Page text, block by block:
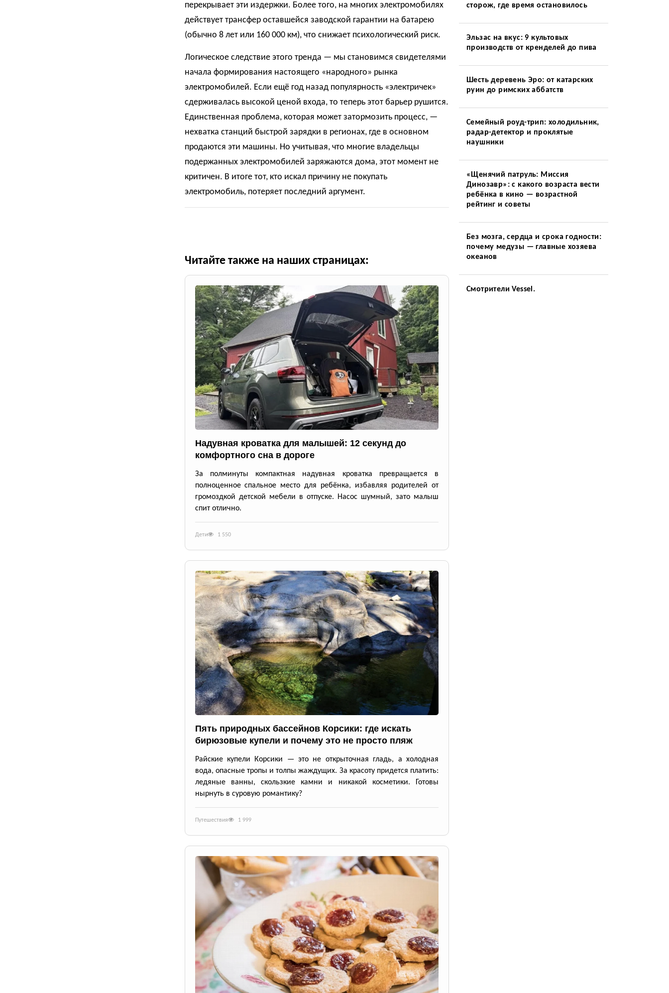
перекрывает эти издержки. Более того, на многих электромобилях
действует трансфер оставшейся заводской гарантии на батарею
(обычно 8 лет или 160 000 км), что снижает психологический риск.
Логическое следствие этого тренда — мы становимся свидетелями
начала формирования настоящего «народного» рынка
электромобилей. Если ещё год назад популярность «электричек»
сдерживалась высокой ценой входа, то теперь этот барьер рушится.
Единственная проблема, которая может затормозить процесс, —
нехватка станций быстрой зарядки в регионах, где в основном
продаются эти машины. Но учитывая, что многие владельцы
подержанных электромобилей заряжаются дома, этот момент не
критичен. В итоге тот, кто искал причину не покупать
электромобиль, потеряет последний аргумент.
Читайте также на наших страницах:
Надувная кроватка для малышей: 12 секунд до
комфортного сна в дороге
За полминуты компактная надувная кроватка превращается в
полноценное спальное место для ребёнка, избавляя родителей от
громоздкой детской мебели в отпуске. Насос шумный, зато малыш
спит отлично.
Дети 1 550
Пять природных бассейнов Корсики: где искать
бирюзовые купели и почему это не просто пляж
Райские купели Корсики — это не открыточная гладь, а холодная
вода, опасные тропы и толпы жаждущих. За красоту придется платить:
ледяные ванны, скользкие камни и никакой косметики. Готовы
нырнуть в суровую романтику?
Путешествия 1 999
сторож, где время остановилось
Эльзас на вкус: 9 культовых
производств от кренделей до пива
Шесть деревень Эро: от катарских
руин до римских аббатств
Семейный роуд-трип: холодильник,
радар-детектор и проклятые
наушники
«Щенячий патруль: Миссия
Динозавр»: с какого возраста вести
ребёнка в кино — возрастной
рейтинг и советы
Без мозга, сердца и срока годности:
почему медузы — главные хозяева
океанов
Смотрители Vessel.